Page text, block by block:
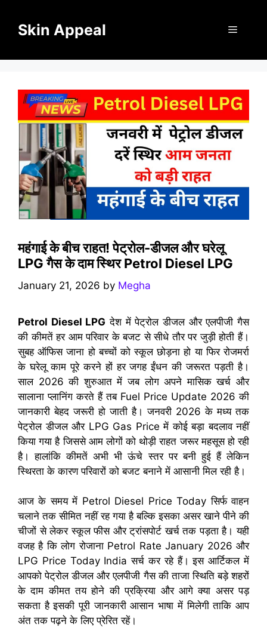
contentSkin Appeal Menu
महंगाई के बीच राहत! पेट्रोल-डीजल और घरेलू
LPG गैस के दाम स्थिर Petrol Diesel LPG
January 21, 2026 by Megha
Petrol Diesel LPG देश में पेट्रोल डीजल और एलपीजी गैस
की कीमतें हर आम परिवार के बजट से सीधे तौर पर जुड़ी होती हैं।
सुबह ऑफिस जाना हो बच्चों को स्कूल छोड़ना हो या फिर रोजमर्रा
के घरेलू काम पूरे करने हों हर जगह ईंधन की जरूरत पड़ती है।
साल 2026 की शुरुआत में जब लोग अपने मासिक खर्च और
सालाना प्लानिंग करते हैं तब Fuel Price Update 2026 की
जानकारी बेहद जरूरी हो जाती है। जनवरी 2026 के मध्य तक
पेट्रोल डीजल और LPG Gas Price में कोई बड़ा बदलाव नहीं
किया गया है जिससे आम लोगों को थोड़ी राहत जरूर महसूस हो रही
है। हालांकि कीमतें अभी भी ऊंचे स्तर पर बनी हुई हैं लेकिन
स्थिरता के कारण परिवारों को बजट बनाने में आसानी मिल रही है।
आज के समय में Petrol Diesel Price Today सिर्फ वाहन
चलाने तक सीमित नहीं रह गया है बल्कि इसका असर खाने पीने की
चीजों से लेकर स्कूल फीस और ट्रांसपोर्ट खर्च तक पड़ता है। यही
वजह है कि लोग रोजाना Petrol Rate January 2026 और
LPG Price Today India सर्च कर रहे हैं। इस आर्टिकल में
आपको पेट्रोल डीजल और एलपीजी गैस की ताजा स्थिति बड़े शहरों
के दाम कीमत तय होने की प्रक्रिया और आगे क्या असर पड़
सकता है इसकी पूरी जानकारी आसान भाषा में मिलेगी ताकि आप
अंत तक पढ़ने के लिए प्रेरित रहें।